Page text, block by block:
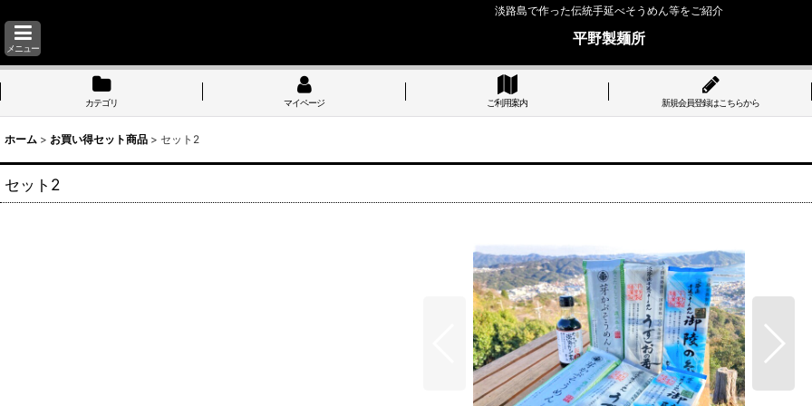
淡路島で作った伝統手延べそうめん等をご紹介
メニュー
平野製麺所
カテゴリ マイページ ご利用案内 新規会員登録はこちらから
ホーム > お買い得セット商品 > セット2
セット2